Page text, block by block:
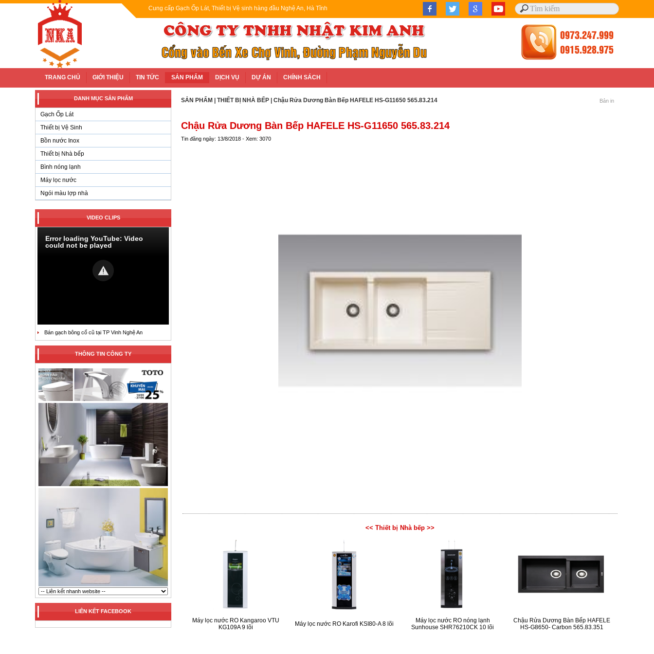
Cung cấp Gạch Ốp Lát, Thiết bị Vệ sinh hàng đầu Nghệ An, Hà Tĩnh
TRANG CHỦ GIỚI THIỆU TIN TỨC SẢN PHẨM DỊCH VỤ DỰ ÁN CHÍNH SÁCH
DANH MỤC SẢN PHẨM
Gạch Ốp Lát
Thiết bị Vệ Sinh
Bồn nước Inox
Thiết bị Nhà bếp
Bình nóng lạnh
Máy lọc nước
Ngói màu lợp nhà
VIDEO CLIPS
Error loading YouTube: Video
could not be played
Bán gạch bông cổ cũ tại TP Vinh Nghệ An
THÔNG TIN CÔNG TY
LIÊN KẾT FACEBOOK
SẢN PHẨM THIẾT BỊ NHÀ BẾP | Chậu Rửa Dương Bàn Bếp HAFELE HS-G11650 565.83.214 Bản in
Chậu Rửa Dương Bàn Bếp HAFELE HS-G11650 565.83.214
Tin đăng ngày: 13/8/2018 - Xem: 3070
<< Thiết bị Nhà bếp >>
Máy lọc nước RO Kangaroo VTU
KG109A 9 lõi
Máy lọc nước RO Karofi KSI80-A 8 lõi
Máy lọc nước RO nóng lạnh
Sunhouse SHR76210CK 10 lõi
Chậu Rửa Dương Bàn Bếp HAFELE
HS-G8650- Carbon 565.83.351